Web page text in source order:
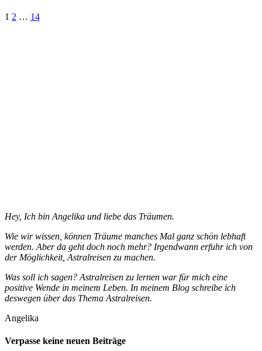
1 2 … 14
Hey, Ich bin Angelika und liebe das Träumen.
Wie wir wissen, können Träume manches Mal ganz schön lebhaft
werden. Aber da geht doch noch mehr? Irgendwann erfuhr ich von
der Möglichkeit, Astralreisen zu machen.
Was soll ich sagen? Astralreisen zu lernen war für mich eine
positive Wende in meinem Leben. In meinem Blog schreibe ich
deswegen über das Thema Astralreisen.
Angelika
Verpasse keine neuen Beiträge